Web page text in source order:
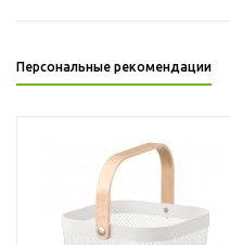
Персональные рекомендации